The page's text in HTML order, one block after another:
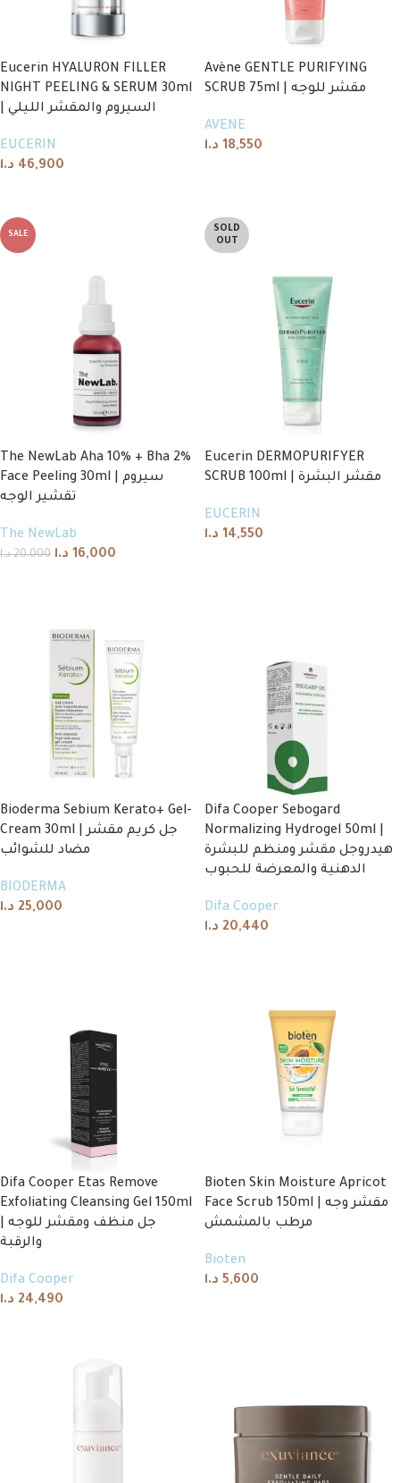
Eucerin HYALURON FILLER
NIGHT PEELING & SERUM 30ml
| السيروم والمقشر الليلي
EUCERIN
46,900 د.ا
Avène GENTLE PURIFYING
SCRUB 75ml | مقشر للوجه
AVENE
18,550 د.ا
SALE
The NewLab Aha 10% + Bha 2%
Face Peeling 30ml | سيروم
تقشير الوجه
The NewLab
20,000 د.ا 16,000 د.ا
SOLD
OUT
Eucerin DERMOPURIFYER
SCRUB 100ml | مقشر البشرة
EUCERIN
14,550 د.ا
Bioderma Sebium Kerato+ Gel-
Cream 30ml | جل كريم مقشر
مضاد للشوائب
BIODERMA
25,000 د.ا
Difa Cooper Sebogard
Normalizing Hydrogel 50ml |
هيدروجل مقشر ومنظم للبشرة
الدهنية والمعرضة للحبوب
Difa Cooper
20,440 د.ا
Difa Cooper Etas Remove
Exfoliating Cleansing Gel 150ml
والرقبة
Difa Cooper
24,490 د.ا
Bioten Skin Moisture Apricot
Face Scrub 150ml | مقشر وجه
مرطب بالمشمش
Bioten
5,600 د.ا